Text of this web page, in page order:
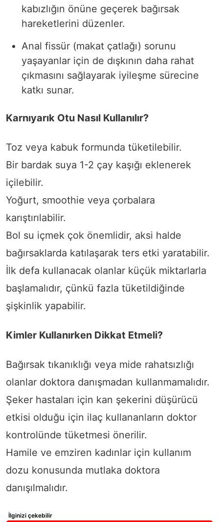
kabızlığın önüne geçerek bağırsak
hareketlerini düzenler.
Anal fissür (makat çatlağı) sorunu
yaşayanlar için de dışkının daha rahat
çıkmasını sağlayarak iyileşme sürecine
katkı sunar.
Karnıyarık Otu Nasıl Kullanılır?
Toz veya kabuk formunda tüketilebilir.
Bir bardak suya 1-2 çay kaşığı eklenerek
içilebilir.
Yoğurt, smoothie veya çorbalara
karıştırılabilir.
Bol su içmek çok önemlidir, aksi halde
bağırsaklarda katılaşarak ters etki yaratabilir.
İlk defa kullanacak olanlar küçük miktarlarla
başlamalıdır, çünkü fazla tüketildiğinde
şişkinlik yapabilir.
Kimler Kullanırken Dikkat Etmeli?
Bağırsak tıkanıklığı veya mide rahatsızlığı
olanlar doktora danışmadan kullanmamalıdır.
Şeker hastaları için kan şekerini düşürücü
etkisi olduğu için ilaç kullananların doktor
kontrolünde tüketmesi önerilir.
Hamile ve emziren kadınlar için kullanım
dozu konusunda mutlaka doktora
danışılmalıdır.
İlginizi çekebilir